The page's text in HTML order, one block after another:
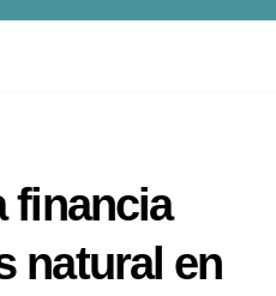
financia
natural en